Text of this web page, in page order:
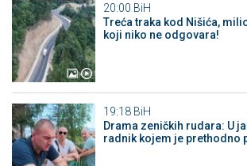
20:00 BiH
Treća traka kod Nišića,
koji niko ne odgovara!
19:18 BiH
Drama zeničkih rudara: U
radnik kojem je prethodno